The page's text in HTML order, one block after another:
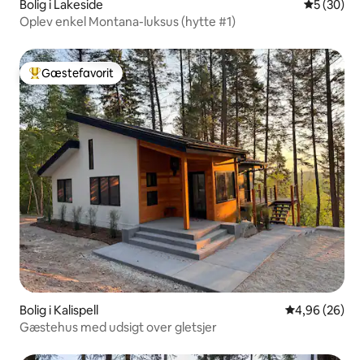
Bolig i Lakeside 5 ud af 5 i
5 (30)
Oplev enkel Montana-luksus (hytte #1)
Bedste gæstefavorit
Gæstefavorit
Bolig i Kalispell 4,96 ud af 5 i
4,96 (26)
Gæstehus med udsigt over gletsjer